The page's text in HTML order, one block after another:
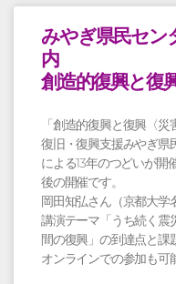
みやぎ県民セン
内
創造的復興と復
「創造的復興と復興〈
復旧・復興支援みやぎ県
による13年のつどいが開
後の開催です。
岡田知弘さん（京都大学
講演テーマ「うち続く
間の復興」の到達点と課
オンラインでの参加も可